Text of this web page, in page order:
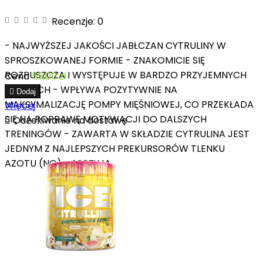
Recenzje: 0
- NAJWYŻSZEJ JAKOŚCI JABŁCZAN CYTRULINY W
SPROSZKOWANEJ FORMIE - ZNAKOMICIE SIĘ
ROZPUSZCZA I WYSTĘPUJE W BARDZO PRZYJEMNYCH
SMAKACH - WPŁYWA POZYTYWNIE NA
MAKSYMALIZACJĘ POMPY MIĘŚNIOWEJ, CO PRZEKŁADA
SIĘ NA POPRAWĘ MOTYWACJI DO DALSZYCH
TRENINGÓW - ZAWARTA W SKŁADZIE CYTRULINA JEST
JEDNYM Z NAJLEPSZYCH PREKURSORÓW TLENKU
AZOTU (NO) - SPRZYJA...
Cena55,00 zł
 Dodaj
Więcej
Oczekiwanie na dostawę